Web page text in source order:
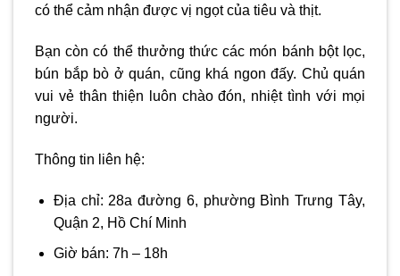
có thể cảm nhận được vị ngọt của tiêu và thịt.
Bạn còn có thể thưởng thức các món bánh bột lọc,
bún bắp bò ở quán, cũng khá ngon đấy. Chủ quán
vui vẻ thân thiện luôn chào đón, nhiệt tình với mọi
người.
Thông tin liên hệ:
Địa chỉ: 28a đường 6, phường Bình Trưng Tây,
Quận 2, Hồ Chí Minh
Giờ bán: 7h – 18h